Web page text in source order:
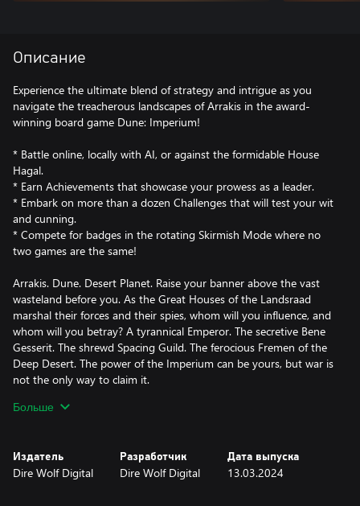
Описание
Experience the ultimate blend of strategy and intrigue as you
navigate the treacherous landscapes of Arrakis in the award-
winning board game Dune: Imperium!
* Battle online, locally with AI, or against the formidable House
Hagal.
* Earn Achievements that showcase your prowess as a leader.
* Embark on more than a dozen Challenges that will test your wit
and cunning.
* Compete for badges in the rotating Skirmish Mode where no
two games are the same!
Arrakis. Dune. Desert Planet. Raise your banner above the vast
wasteland before you. As the Great Houses of the Landsraad
marshal their forces and their spies, whom will you influence, and
whom will you betray? A tyrannical Emperor. The secretive Bene
Gesserit. The shrewd Spacing Guild. The ferocious Fremen of the
Deep Desert. The power of the Imperium can be yours, but war is
not the only way to claim it.
Dune: Imperium blends deck-building and worker placement in a
military might? Economic strength or subtle intrigues? A council
seat… or a sharpened blade? The cards are dealt. The choice is
Больше
Издатель
Dire Wolf Digital
Разработчик
Dire Wolf Digital
Дата выпуска
13.03.2024